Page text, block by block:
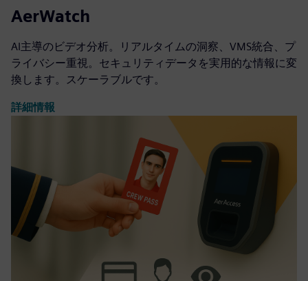
AerWatch
AI主導のビデオ分析。リアルタイムの洞察、VMS統合、プ
ライバシー重視。セキュリティデータを実用的な情報に変
換します。スケーラブルです。
詳細情報